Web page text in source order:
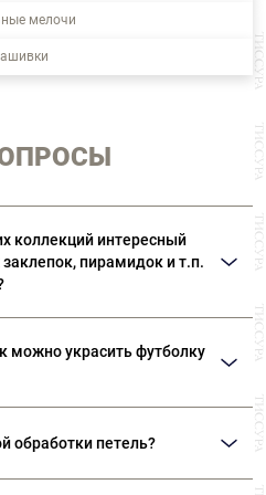
мелочи
коллекций интересный
пирамидок и т.п.
самые различные виды декора.
ассортимент термоклепок Ramponi.
можно украсить футболку
дополнения могут даже простую
Также можем посоветовать
обработки петель?